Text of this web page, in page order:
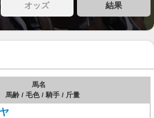
オッズ 結果
馬名
馬齢 / 毛色 / 騎手 / 斤量